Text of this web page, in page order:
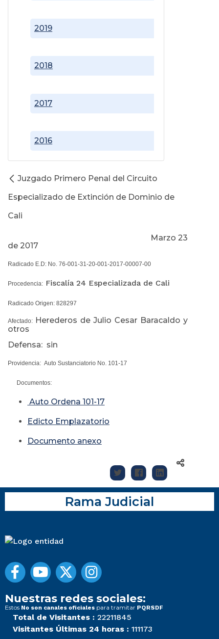
2016
2017
2018
2019
Juzgado Primero Penal del Circuito
Especializado de Extinción de Dominio de
Cali
Marzo 23
de 2017
Radicado E.D: No. 76-001-31-20-001-2017-00007-00
Procedencia: Fiscalía 24 Especializada de Cali
Radicado Origen: 828297
Afectado: Herederos de Julio Cesar Baracaldo y
otros
Defensa: sin
Providencia: Auto Sustanciatorio No. 101-17
Documentos:
Auto Ordena 101-17
Edicto Emplazatorio
Documento anexo
Rama Judicial
Nuestras redes sociales:
Estos No son canales oficiales para tramitar PQRSDF
Total de Visitantes : 22211845
Visitantes Últimas 24 horas : 111173